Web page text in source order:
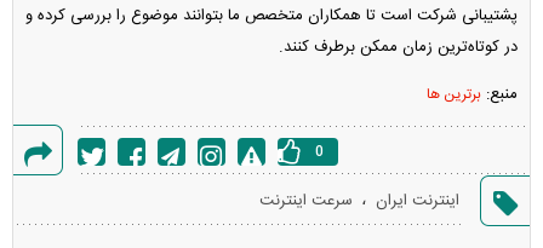
پشتیبانی شرکت است تا همکاران متخصص ما بتوانند موضوع را بررسی کرده و
در کوتاه‌ترین زمان ممکن برطرف کنند.
منبع: برترین ها
خطا
0
اینترنت ایران ، سرعت اینترنت